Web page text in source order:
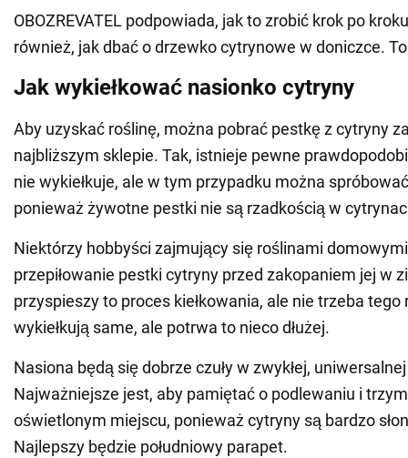
OBOZREVATEL podpowiada, jak to zrobić krok po
również, jak dbać o drzewko cytrynowe w doniczce.
Jak wykiełkować nasionko cytryny
Aby uzyskać roślinę, można pobrać pestkę z cytryny
najbliższym sklepie. Tak, istnieje pewne
nie wykiełkuje, ale w tym przypadku można
ponieważ żywotne pestki nie są rzadkością w
Niektórzy hobbyści zajmujący się roślinami
przepiłowanie pestki cytryny przed zakopaniem jej w
przyspieszy to proces kiełkowania, ale nie trzeba tego
wykiełkują same, ale potrwa to nieco dłużej.
Nasiona będą się dobrze czuły w zwykłej,
Najważniejsze jest, aby pamiętać o podlewaniu i
oświetlonym miejscu, ponieważ cytryny są bardzo
Najlepszy będzie południowy parapet.